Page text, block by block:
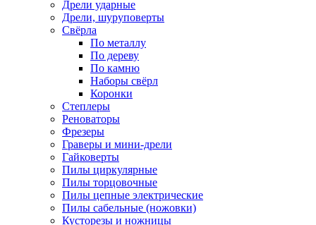
Дрели ударные
Дрели, шуруповерты
Свёрла
По металлу
По дереву
По камню
Наборы свёрл
Коронки
Степлеры
Реноваторы
Фрезеры
Граверы и мини-дрели
Гайковерты
Пилы циркулярные
Пилы торцовочные
Пилы цепные электрические
Пилы сабельные (ножовки)
Кусторезы и ножницы